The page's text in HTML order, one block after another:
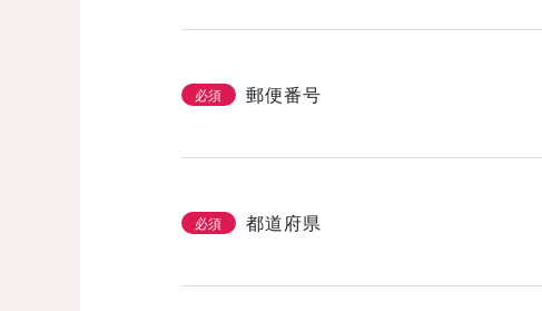
必須 郵便番号
必須 都道府県